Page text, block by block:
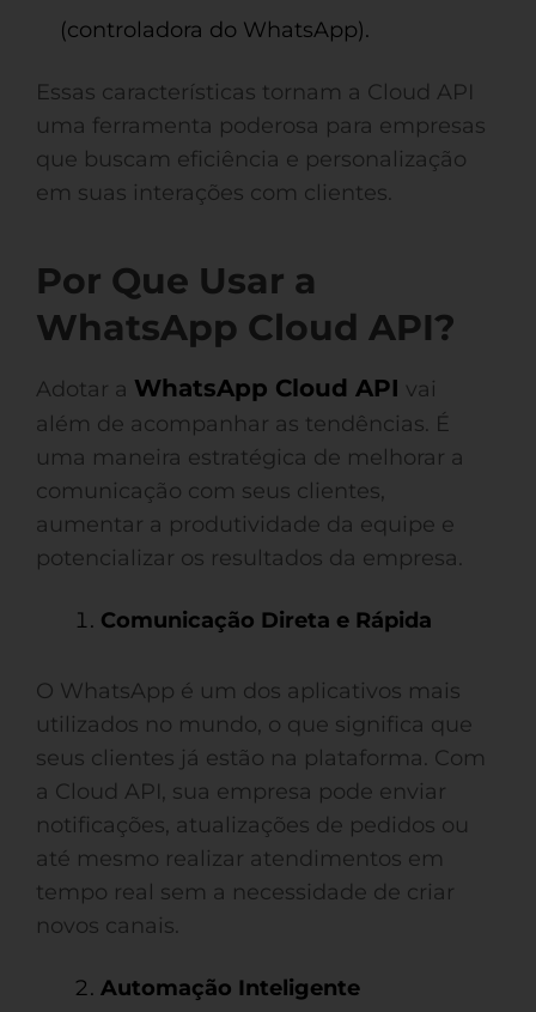
(controladora do WhatsApp).
Essas características tornam a Cloud API
uma ferramenta poderosa para empresas
que buscam eficiência e personalização
em suas interações com clientes.
Por Que Usar a
WhatsApp Cloud API?
Adotar a WhatsApp Cloud API vai
além de acompanhar as tendências. É
uma maneira estratégica de melhorar a
comunicação com seus clientes,
aumentar a produtividade da equipe e
potencializar os resultados da empresa.
Comunicação Direta e Rápida
O WhatsApp é um dos aplicativos mais
utilizados no mundo, o que significa que
seus clientes já estão na plataforma. Com
a Cloud API, sua empresa pode enviar
notificações, atualizações de pedidos ou
até mesmo realizar atendimentos em
tempo real sem a necessidade de criar
novos canais.
Automação Inteligente